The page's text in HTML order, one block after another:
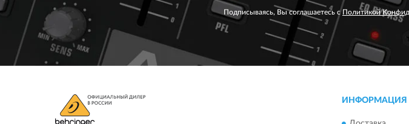
Подписываясь, Вы соглашаетесь сПолитикой
ИНФОРМАЦИЯ